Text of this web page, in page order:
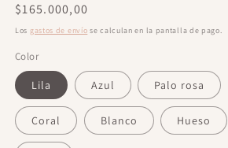
Precio
habitual
$165.000,00
Los gastos de envío se calculan en la pantalla de pago.
Color
Lila Azul Palo rosa
Coral Blanco Hueso